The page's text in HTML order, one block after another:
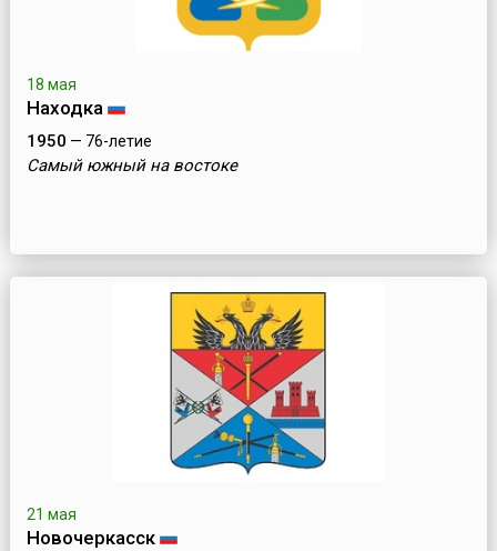
18 мая
Находка
1950 — 76-летие
Самый южный на востоке
21 мая
Новочеркасск